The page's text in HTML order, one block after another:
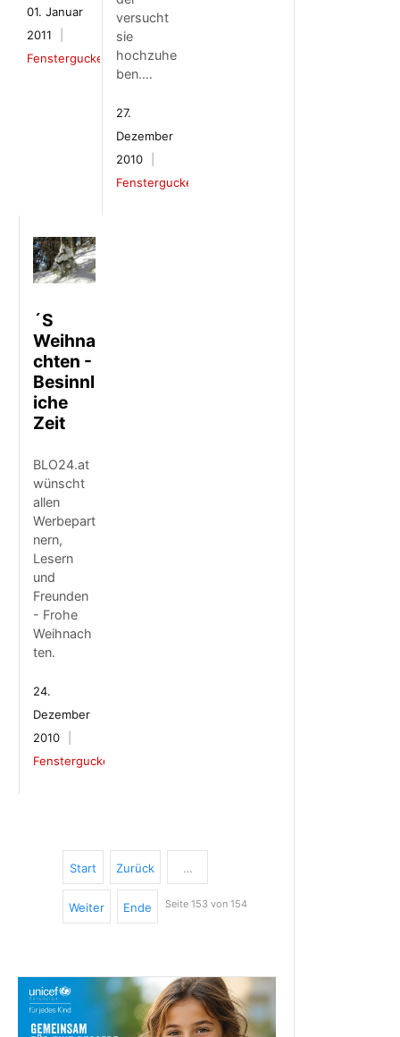
01. Januar
2011
Fenstergucker
versucht
sie
hochzuhe
ben.…
27.
Dezember
2010
Fenstergucker
´S
Weihna
chten -
Besinnl
iche
Zeit
BLO24.at
wünscht
allen
Werbepart
nern,
Lesern
und
Freunden
- Frohe
Weihnach
ten.
24.
Dezember
2010
Fenstergucker
Start Zurück …
Weiter Ende Seite 153 von 154